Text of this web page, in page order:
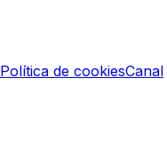
Política de cookiesCanal